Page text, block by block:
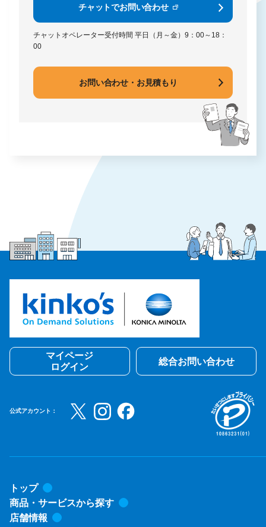
チャットでお問い合わせ
チャットオペレーター受付時間 平日（月～金）9：00～18：
00
お問い合わせ・お見積もり
マイページ
ログイン
総合お問い合わせ
公式アカウント：
トップ
商品・サービスから探す
店舗情報